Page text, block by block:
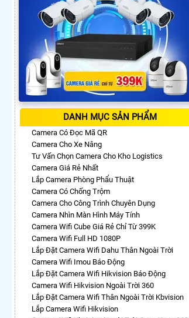
DANH MỤC SẢN PHẨM
Camera Có Đọc Mã QR
Camera Cho Xe Nâng
Tư Vấn Chọn Camera Cho Kho Logistics
Camera Giá Rẻ Nhất
Lắp Camera Phòng Phẩu Thuật
Camera Có Chống Trộm
Camera Cho Công Trình Chuyên Dụng
Camera Nhìn Màn Hình Máy Tính
Camera Wifi Cube Giá Rẻ Chỉ Từ 399K
Camera Wifi Full HD 1080P
Lắp Đặt Camera Wifi Dahu Thân Ngoài Trời
Camera Wifi Imou Báo Động
Lắp Đặt Camera Wifi Hikvision Báo Động
Camera Wifi Hikvision Ngoài Trời 360
Lắp Đặt Camera Wifi Thân Ngoài Trời Kbvision
Lắp Camera Wifi Hikvision